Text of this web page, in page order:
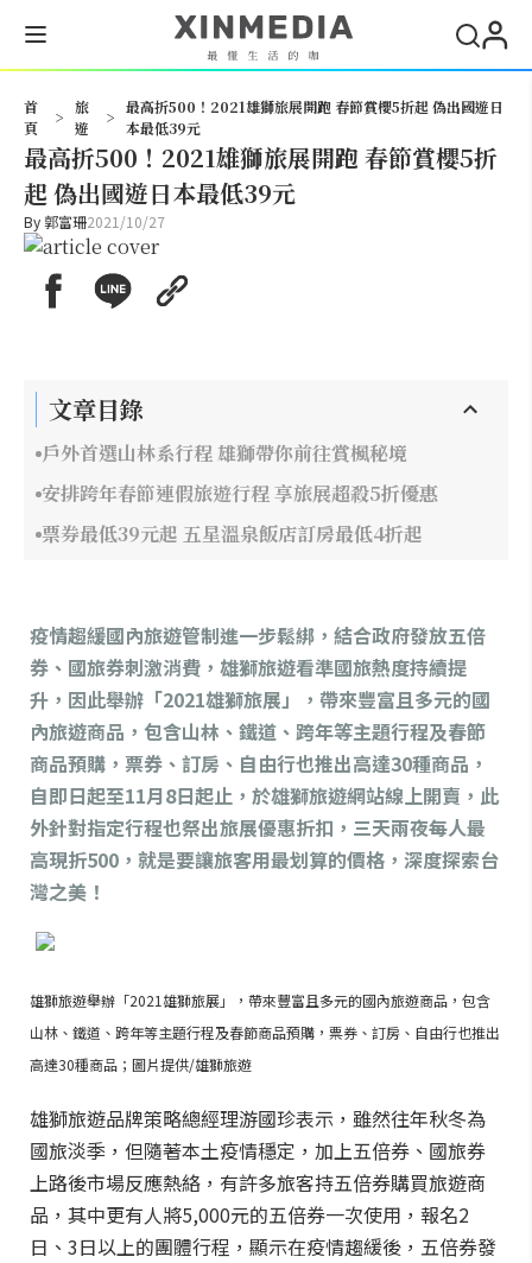
首
頁
>
旅
遊
>
最高折500！2021雄獅旅展開跑 春節賞櫻5折起 偽出國遊日
本最低39元
最高折500！2021雄獅旅展開跑 春節賞櫻5折
起 偽出國遊日本最低39元
By郭富珊2021/10/27
文章目錄
戶外首選山林系行程 雄獅帶你前往賞楓秘境
安排跨年春節連假旅遊行程 享旅展超殺5折優惠
票券最低39元起 五星溫泉飯店訂房最低4折起
疫情趨緩國內旅遊管制進一步鬆綁，結合政府發放五倍
券、國旅券刺激消費，雄獅旅遊看準國旅熱度持續提
升，因此舉辦「2021雄獅旅展」，帶來豐富且多元的國
內旅遊商品，包含山林、鐵道、跨年等主題行程及春節
商品預購，票券、訂房、自由行也推出高達30種商品，
自即日起至11月8日起止，於雄獅旅遊網站線上開賣，此
外針對指定行程也祭出旅展優惠折扣，三天兩夜每人最
高現折500，就是要讓旅客用最划算的價格，深度探索台
灣之美！
雄獅旅遊舉辦「2021雄獅旅展」，帶來豐富且多元的國內旅遊商品，包含
山林、鐵道、跨年等主題行程及春節商品預購，票券、訂房、自由行也推出
高達30種商品；圖片提供/雄獅旅遊
雄獅旅遊品牌策略總經理游國珍表示，雖然往年秋冬為
國旅淡季，但隨著本土疫情穩定，加上五倍券、國旅券
上路後市場反應熱絡，有許多旅客持五倍券購買旅遊商
品，其中更有人將5,000元的五倍券一次使用，報名2
日、3日以上的團體行程，顯示在疫情趨緩後，五倍券發